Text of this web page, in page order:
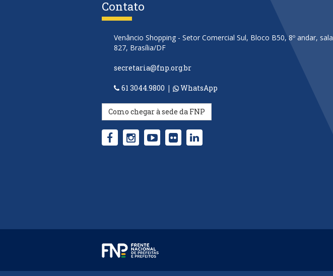
Contato
Venâncio Shopping - Setor Comercial Sul, Bloco B50, 8º andar, sala
827, Brasília/DF
secretaria@fnp.org.br
61 3044.9800 | WhatsApp
Como chegar à sede da FNP